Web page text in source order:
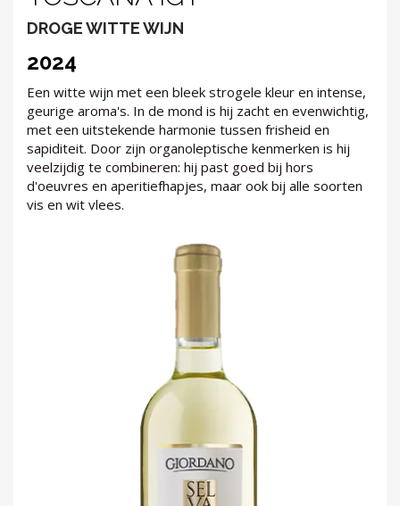
SPECIAL
PROMOTIES
BLOG
LOG
IN
DROGE WITTE WIJN
2024
Een witte wijn met een bleek strogele kleur en intense,
geurige aroma's. In de mond is hij zacht en evenwichtig,
met een uitstekende harmonie tussen frisheid en
sapiditeit. Door zijn organoleptische kenmerken is hij
veelzijdig te combineren: hij past goed bij hors
d'oeuvres en aperitiefhapjes, maar ook bij alle soorten
vis en wit vlees.